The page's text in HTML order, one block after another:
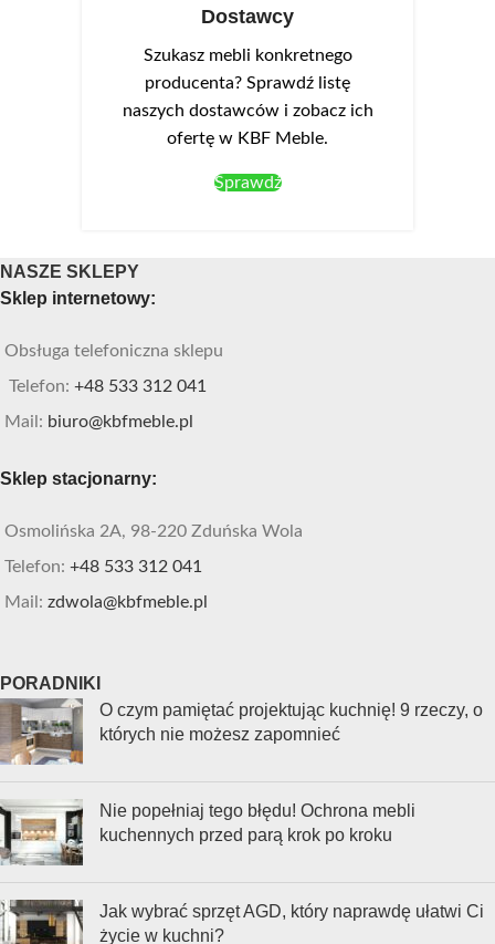
Dostawcy
Szukasz mebli konkretnego
producenta? Sprawdź listę
naszych dostawców i zobacz ich
ofertę w KBF Meble.
Sprawdź
NASZE SKLEPY
Sklep internetowy:
Obsługa telefoniczna sklepu
Telefon: +48 533 312 041
Mail: biuro@kbfmeble.pl
Sklep stacjonarny:
Osmolińska 2A, 98-220 Zduńska Wola
Telefon: +48 533 312 041
Mail: zdwola@kbfmeble.pl
PORADNIKI
O czym pamiętać projektując kuchnię! 9 rzeczy, o
których nie możesz zapomnieć
Nie popełniaj tego błędu! Ochrona mebli
kuchennych przed parą krok po kroku
Jak wybrać sprzęt AGD, który naprawdę ułatwi Ci
życie w kuchni?